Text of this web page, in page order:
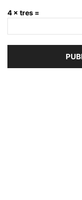
4 × tres =